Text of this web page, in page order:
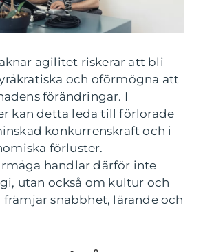
agilitet riskerar att bli
och oförmögna att
förändringar. I
kan detta leda till förlorade
konkurrenskraft och i
förluster.
handlar därför inte
utan också om kultur och
främjar snabbhet, lärande och